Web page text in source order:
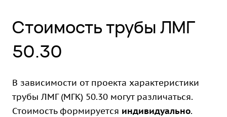
Стоимость трубы ЛМГ
50.30
В зависимости от проекта характеристики
трубы ЛМГ (МГК) 50.30 могут различаться.
Стоимость формируется индивидуально.